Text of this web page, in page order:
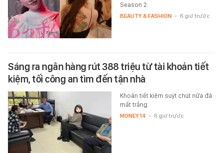
Season 2.
BEAUTY & FASHION - 6 giờ trước
Sáng ra ngân hàng rút 388 triệu từ tài khoản tiết
kiệm, tối công an tìm đến tận nhà
Khoản tiết kiệm suýt chút nữa đã
mất trắng.
MONEY.14 - 6 giờ trước